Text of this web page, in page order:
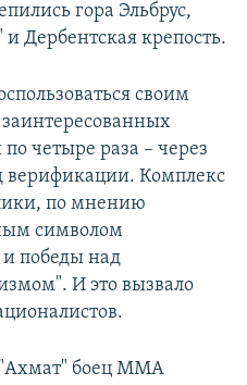
гора Эльбрус,
Дербентская крепость.
своим
заинтересованных
четыре раза – через
Комплекс
по мнению
символом
и победы над
И это вызвало
боец ММА